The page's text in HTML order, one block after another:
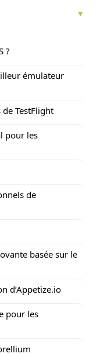
?
émulateur
TestFlight
pour les
de
basée sur le
d’Appetize.io
pour les